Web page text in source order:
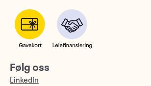
Følg oss
LinkedIn